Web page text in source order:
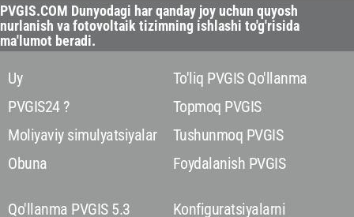
PVGIS.COM Dunyodagi har qanday joy uchun quyosh
nurlanish va fotovoltaik tizimning ishlashi to'g'risida
ma'lumot beradi.
Uy
PVGIS24 ?
Moliyaviy simulyatsiyalar
Obuna
Qo'llanma PVGIS 5.3
To'liq PVGIS Qo'llanma
Topmoq PVGIS
Tushunmoq PVGIS
Foydalanish PVGIS
Konfiguratsiyalarni